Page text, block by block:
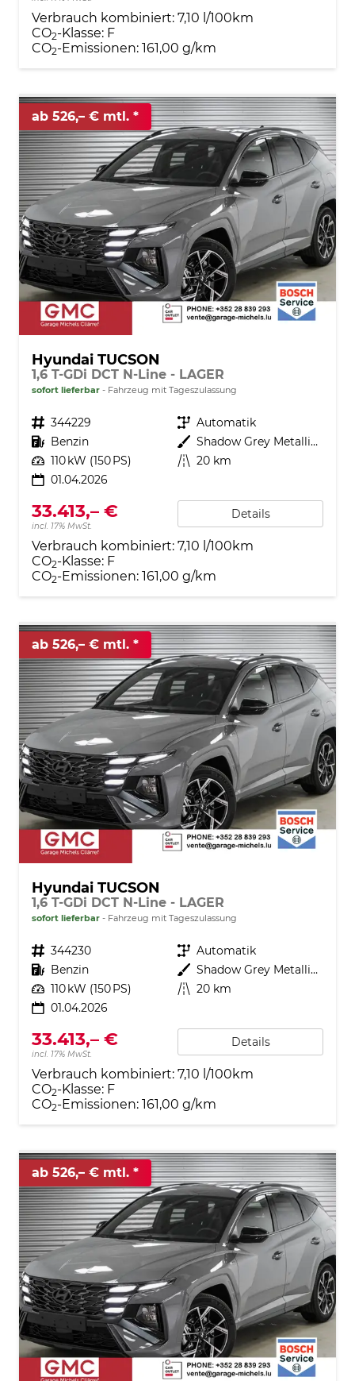
Verbrauch kombiniert: 7,10 l/100km
CO2-Klasse: F
CO2-Emissionen: 161,00 g/km
ab 526,– € mtl.
Hyundai TUCSON
1,6 T-GDi DCT N-Line - LAGER
sofort lieferbar Fahrzeug mit Tageszulassung
Fahrzeugnr. 344229 Getriebe Automatik
Kraftstoff Benzin Außenfarbe
Shadow Grey Metallic ()
Leistung 110 kW (150 PS) Kilometerstand 20 km
01.04.2026
33.413,– €
incl. 17% MwSt.
Details
Verbrauch kombiniert: 7,10 l/100km
CO2-Klasse: F
CO2-Emissionen: 161,00 g/km
ab 526,– € mtl.
Hyundai TUCSON
1,6 T-GDi DCT N-Line - LAGER
sofort lieferbar Fahrzeug mit Tageszulassung
Fahrzeugnr. 344230 Getriebe Automatik
Kraftstoff Benzin Außenfarbe
Shadow Grey Metallic ()
Leistung 110 kW (150 PS) Kilometerstand 20 km
01.04.2026
33.413,– €
incl. 17% MwSt.
Details
Verbrauch kombiniert: 7,10 l/100km
CO2-Klasse: F
CO2-Emissionen: 161,00 g/km
ab 526,– € mtl.